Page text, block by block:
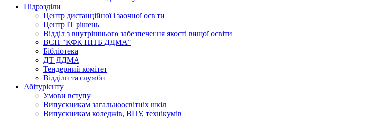
Підрозділи
Центр дистанційної і заочної освіти
Центр ІТ рішень
Відділ з внутрішнього забезпечення якості вищої освіти
ВСП "КФК ПІТБ ДДМА"
Бібліотека
ДТ ДДМА
Тендерний комітет
Відділи та служби
Абітурієнту
Умови вступу
Випускникам загальноосвітніх шкіл
Випускникам коледжів, ВПУ, технікумів